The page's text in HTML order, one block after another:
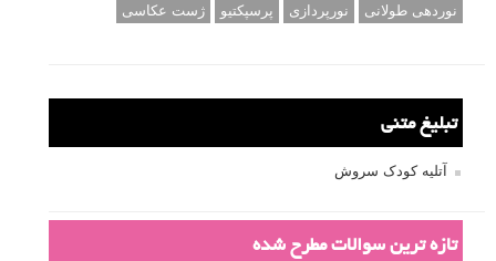
نوردهی طولانی
نورپردازی پرسپکتیو ژست عکاسی
تبلیغ متنی
آتلیه کودک سروش
تازه ترین سوالات مطرح شده